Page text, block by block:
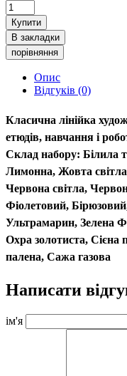
Купити
В закладки
порівняння
Опис
Відгуків (0)
Класична лінійка
етюдів, навчання і
Склад набору: Білила
Лимонна, Жовта
Червона світла,
Фіолетовий,
Ультрамарин, Зелена
Охра золотиста,
палена, Сажа газова
Написати
ім'я